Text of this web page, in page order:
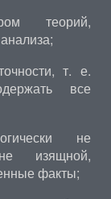
теорий,
т. е.
все
не
изящной,
факты;